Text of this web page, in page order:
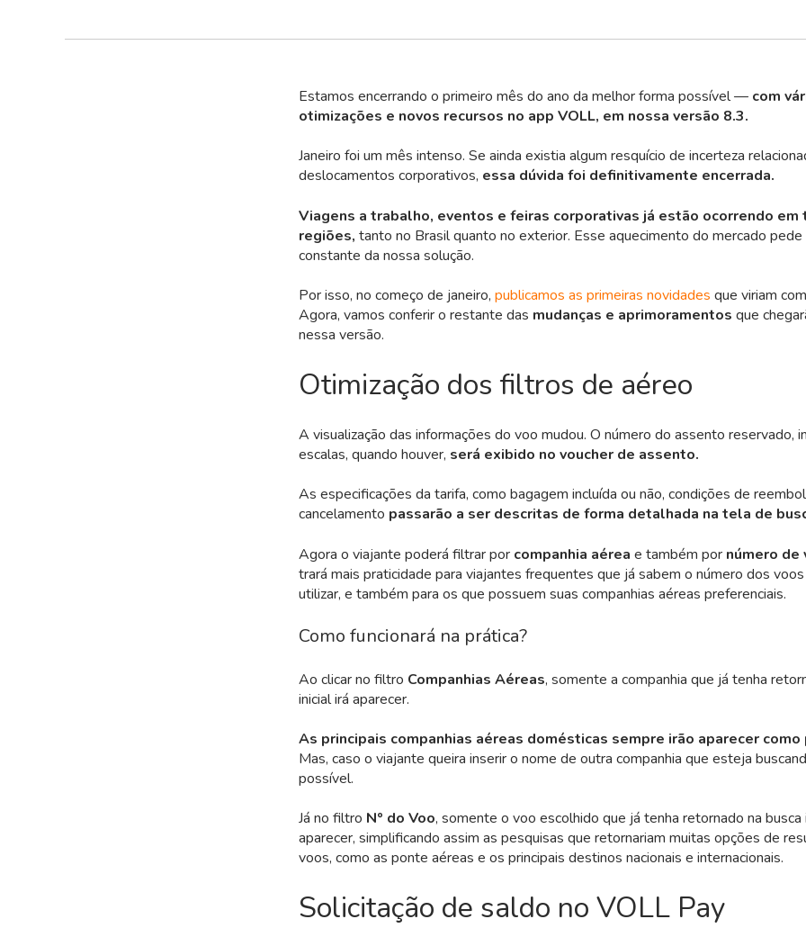
Estamos encerrando o primeiro mês do ano da melhor forma possível — com
otimizações e novos recursos no app VOLL, em nossa versão 8.3.
Janeiro foi um mês intenso. Se ainda existia algum resquício de incerteza
deslocamentos corporativos, essa dúvida foi definitivamente encerrada.
Viagens a trabalho, eventos e feiras corporativas já estão ocorrendo em
regiões, tanto no Brasil quanto no exterior. Esse aquecimento do mercado pede
constante da nossa solução.
Por isso, no começo de janeiro, publicamos as primeiras novidades que viriam
Agora, vamos conferir o restante das mudanças e aprimoramentos que
nessa versão.
Otimização dos filtros de aéreo
A visualização das informações do voo mudou. O número do assento reservado,
escalas, quando houver, será exibido no voucher de assento.
As especificações da tarifa, como bagagem incluída ou não, condições de
cancelamento passarão a ser descritas de forma detalhada na tela de
Agora o viajante poderá filtrar por companhia aérea e também por número de
trará mais praticidade para viajantes frequentes que já sabem o número dos
utilizar, e também para os que possuem suas companhias aéreas preferenciais.
Como funcionará na prática?
Ao clicar no filtro Companhias Aéreas, somente a companhia que já tenha
inicial irá aparecer.
As principais companhias aéreas domésticas sempre irão aparecer como
Mas, caso o viajante queira inserir o nome de outra companhia que esteja
possível.
Já no filtro Nº do Voo, somente o voo escolhido que já tenha retornado na busca
aparecer, simplificando assim as pesquisas que retornariam muitas opções de
voos, como as ponte aéreas e os principais destinos nacionais e internacionais.
Solicitação de saldo no VOLL Pay